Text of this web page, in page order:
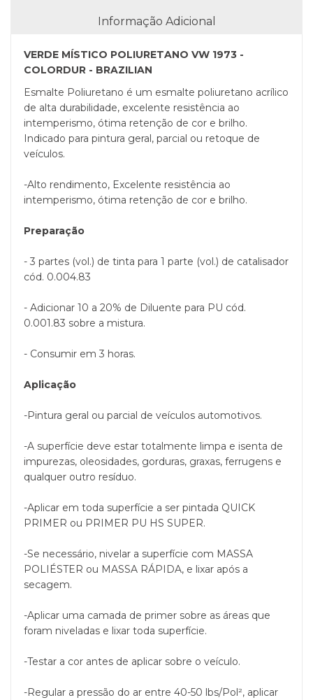
Informação Adicional
VERDE MÍSTICO POLIURETANO VW 1973 -
COLORDUR - BRAZILIAN
Esmalte Poliuretano é um esmalte poliuretano acrílico
de alta durabilidade, excelente resistência ao
intemperismo, ótima retenção de cor e brilho.
Indicado para pintura geral, parcial ou retoque de
veículos.
-Alto rendimento, Excelente resistência ao
intemperismo, ótima retenção de cor e brilho.
Preparação
- 3 partes (vol.) de tinta para 1 parte (vol.) de catalisador
cód. 0.004.83
- Adicionar 10 a 20% de Diluente para PU cód.
0.001.83 sobre a mistura.
- Consumir em 3 horas.
Aplicação
-Pintura geral ou parcial de veículos automotivos.
-A superfície deve estar totalmente limpa e isenta de
impurezas, oleosidades, gorduras, graxas, ferrugens e
qualquer outro resíduo.
-Aplicar em toda superfície a ser pintada QUICK
PRIMER ou PRIMER PU HS SUPER.
-Se necessário, nivelar a superfície com MASSA
POLIÉSTER ou MASSA RÁPIDA, e lixar após a
secagem.
-Aplicar uma camada de primer sobre as áreas que
foram niveladas e lixar toda superfície.
-Testar a cor antes de aplicar sobre o veículo.
-Regular a pressão do ar entre 40-50 lbs/Pol², aplicar